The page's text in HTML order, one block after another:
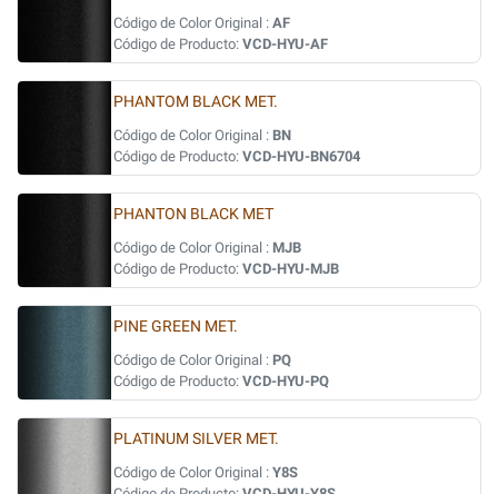
Código de Color Original : AF
Código de Producto: VCD-HYU-AF
PHANTOM BLACK MET.
Código de Color Original : BN
Código de Producto: VCD-HYU-BN6704
PHANTON BLACK MET
Código de Color Original : MJB
Código de Producto: VCD-HYU-MJB
PINE GREEN MET.
Código de Color Original : PQ
Código de Producto: VCD-HYU-PQ
PLATINUM SILVER MET.
Código de Color Original : Y8S